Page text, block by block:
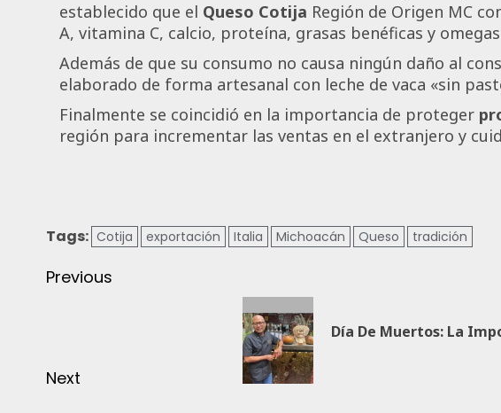
establecido que el Queso Cotija Región de Origen MC
A, vitamina C, calcio, proteína, grasas benéficas y omegas
Además de que su consumo no causa ningún daño al
elaborado de forma artesanal con leche de vaca «sin
Finalmente se coincidió en la importancia de proteger
región para incrementar las ventas en el extranjero y
Tags: Cotija exportación Italia Michoacán Queso tradición
Previous
Día De Muertos: La
Next